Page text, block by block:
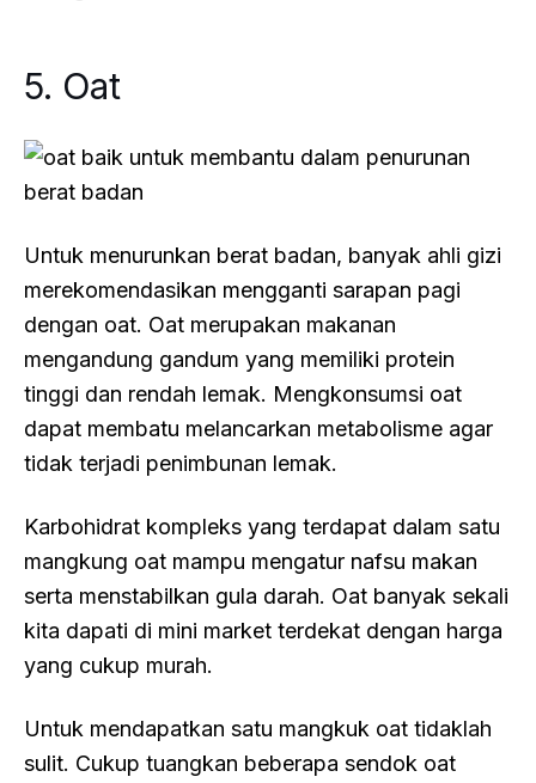
5. Oat
Untuk menurunkan berat badan, banyak ahli gizi
merekomendasikan mengganti sarapan pagi
dengan oat. Oat merupakan makanan
mengandung gandum yang memiliki protein
tinggi dan rendah lemak. Mengkonsumsi oat
dapat membatu melancarkan metabolisme agar
tidak terjadi penimbunan lemak.
Karbohidrat kompleks yang terdapat dalam satu
mangkung oat mampu mengatur nafsu makan
serta menstabilkan gula darah. Oat banyak sekali
kita dapati di mini market terdekat dengan harga
yang cukup murah.
Untuk mendapatkan satu mangkuk oat tidaklah
sulit. Cukup tuangkan beberapa sendok oat